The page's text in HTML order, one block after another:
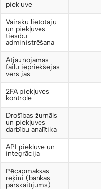
piekļuve
Vairāku lietotāju
un piekļuves
tiesību
administrēšana
Atjaunojamas
failu iepriekšējās
versijas
2FA piekļuves
kontrole
Drošības žurnāls
un piekļuves
darbību analītika
API piekluve un
integrācija
Pēcapmaksas
rēķini (bankas
pārskaitījums)